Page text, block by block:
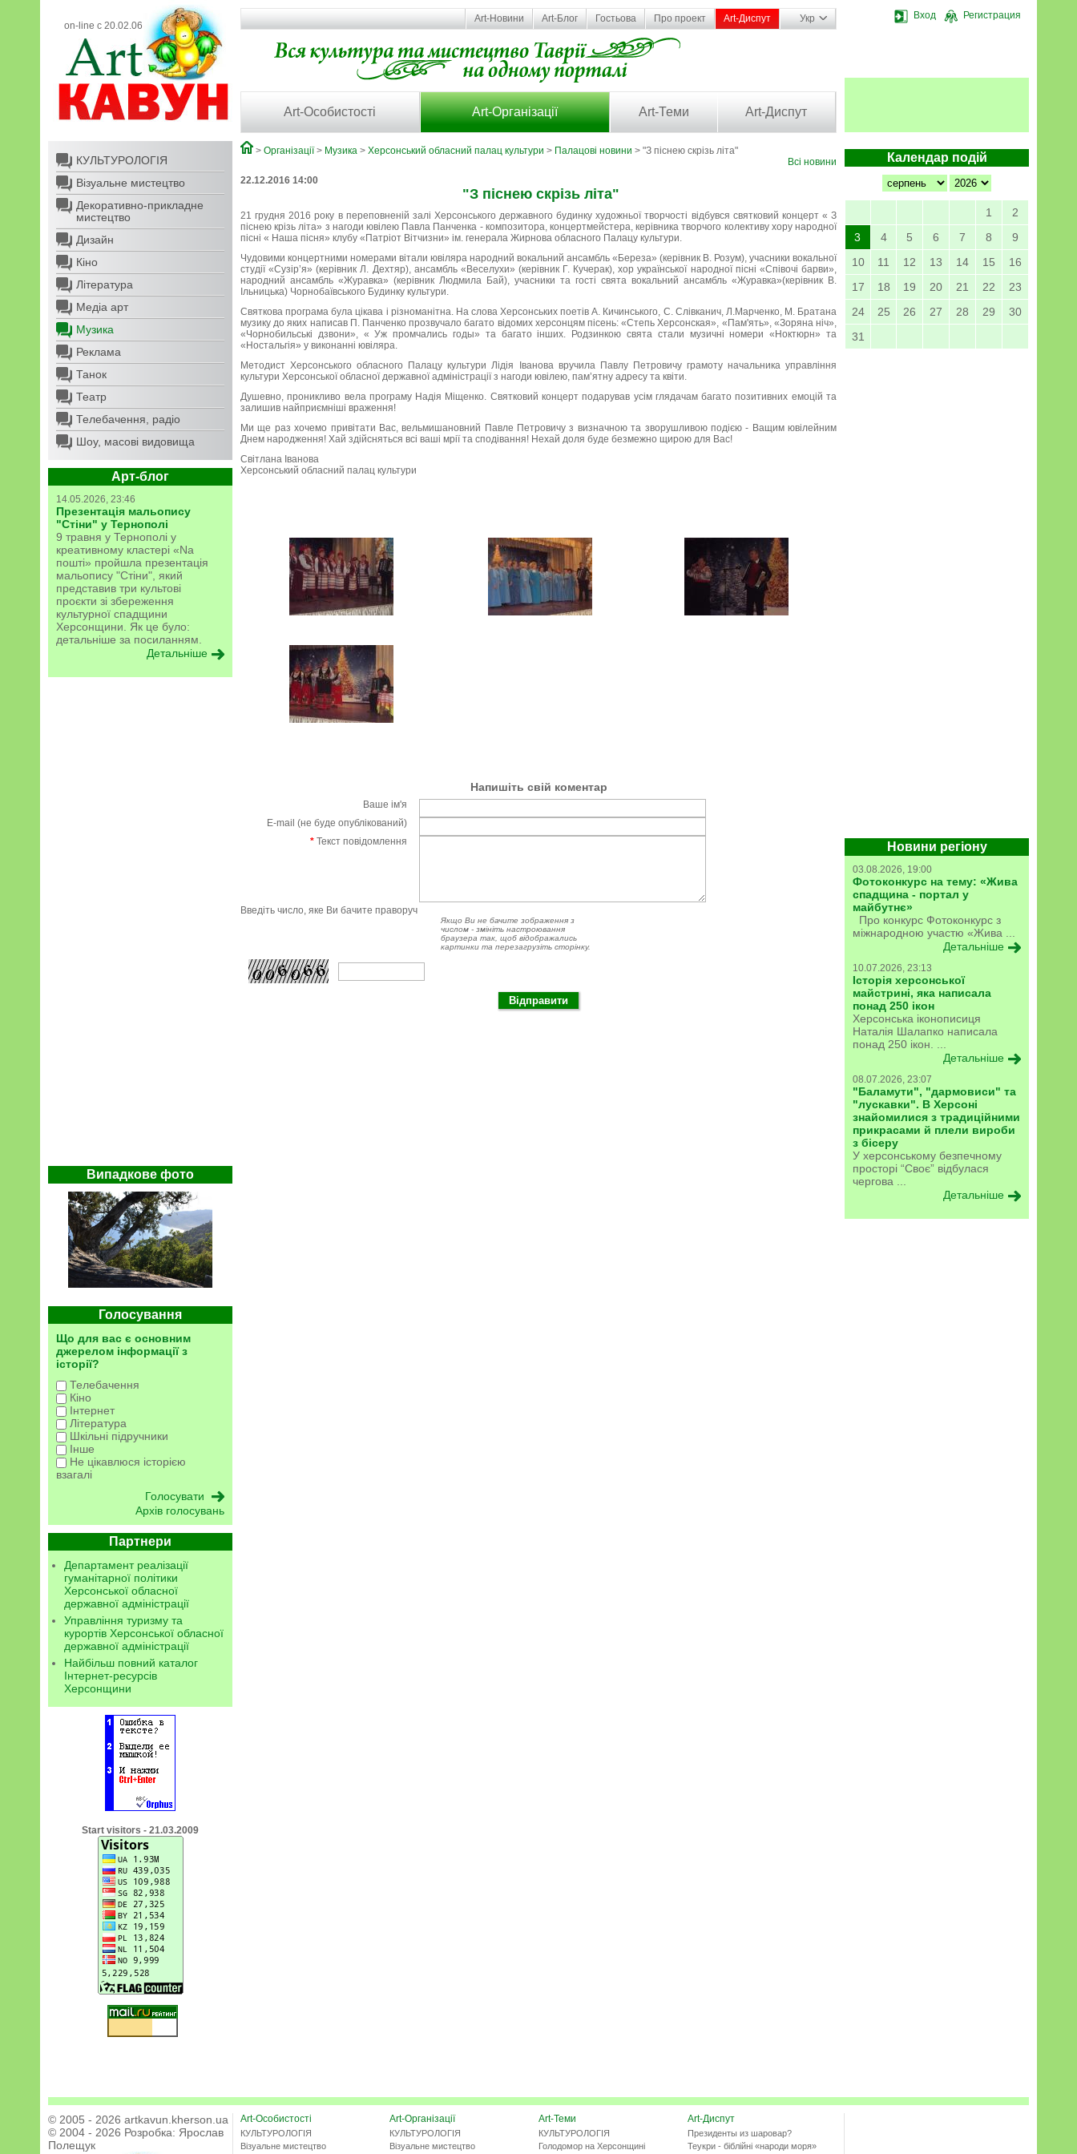
on-line с 20.02.06
Вход Регистрация
Art-Новини Art-Блог Гостьова Про проект Art-Диспут Укр
Art-Особистості Art-Організації Art-Теми Art-Диспут
КУЛЬТУРОЛОГІЯ
Візуальне мистецтво
Декоративно-прикладне
мистецтво
Дизайн
Кіно
Література
Медіа арт
Музика
Реклама
Танок
Театр
Телебачення, радіо
Шоу, масові видовища
Арт-блог
14.05.2026, 23:46
Презентація мальопису
"Стіни" у Тернополі
9 травня у Тернополі у
креативному кластері «Na
пошті» пройшла презентація
мальопису "Стіни", який
представив три культові
проєкти зі збереження
культурної спадщини
Херсонщини. Як це було:
детальніше за посиланням.
Детальніше
Випадкове фото
Голосування
Що для вас є основним
джерелом інформації з
історії?
Телебачення
Кіно
Інтернет
Література
Шкільні підручники
Інше
Не цікавлюся історією
взагалі
Архів голосувань
Партнери
Департамент реалізації
гуманітарної політики
Херсонської обласної
державної адміністрації
Управління туризму та
курортів Херсонської обласної
державної адміністрації
Найбільш повний каталог
Інтернет-ресурсів
Херсонщини
Start visitors - 21.03.2009
Календар подій
1
2
3
4 5 6 7 8
9
10
11 12 13 14 15
16
17
18 19 20 21 22
23
24
25 26 27 28 29
30
31
Новини регіону
03.08.2026, 19:00
Фотоконкурс на тему: «Жива
спадщина - портал у
майбутнє»
Про конкурс Фотоконкурс з
міжнародною участю «Жива ...
Детальніше
10.07.2026, 23:13
Історія херсонської
майстрині, яка написала
понад 250 ікон
Херсонська іконописиця
Наталія Шалапко написала
понад 250 ікон. ...
Детальніше
08.07.2026, 23:07
"Баламути", "дармовиси" та
"лускавки". В Херсоні
знайомилися з традиційними
прикрасами й плели вироби
з бісеру
У херсонському безпечному
просторі “Своє” відбулася
чергова ...
Детальніше
> Організації> Музика > Херсонський обласний палац культури > Палацові новини > "З піснею скрізь літа"
Всі новини
22.12.2016 14:00
"З піснею скрізь літа"
21 грудня 2016 року в переповненій залі Херсонського державного будинку художньої творчості відбувся святковий концерт « З
піснею крізь літа» з нагоди ювілею Павла Панченка - композитора, концертмейстера, керівника творчого колективу хору народної
пісні « Наша пісня» клубу «Патріот Вітчизни» ім. генерала Жирнова обласного Палацу культури.
Чудовими концертними номерами вітали ювіляра народний вокальний ансамбль «Береза» (керівник В. Розум), учасники вокальної
студії «Сузір’я» (керівник Л. Дехтяр), ансамбль «Веселухи» (керівник Г. Кучерак), хор української народної пісні «Співочі барви»,
народний ансамбль «Журавка» (керівник Людмила Бай), учасники та гості свята вокальний ансамбль «Журавка»(керівник В.
Ільницька) Чорнобаївського Будинку культури.
Святкова програма була цікава і різноманітна. На слова Херсонських поетів А. Кичинського, С. Слівканич, Л.Марченко, М. Братана
музику до яких написав П. Панченко прозвучало багато відомих херсонцям пісень: «Степь Херсонская», «Пам'ять», «Зоряна ніч»,
«Чорнобильські дзвони», « Уж промчались годы» та багато інших. Родзинкою свята стали музичні номери «Ноктюрн» та
«Ностальгія» у виконанні ювіляра.
Методист Херсонського обласного Палацу культури Лідія Іванова вручила Павлу Петровичу грамоту начальника управління
культури Херсонської обласної державної адміністрації з нагоди ювілею, пам’ятну адресу та квіти.
Душевно, проникливо вела програму Надія Міщенко. Святковий концерт подарував усім глядачам багато позитивних емоцій та
залишив найприємніші враження!
Ми ще раз хочемо привітати Вас, вельмишановний Павле Петровичу з визначною та зворушливою подією - Ващим ювілейним
Днем народження! Хай здійсняться всі ваші мрії та сподівання! Нехай доля буде безмежно щирою для Вас!
Світлана Іванова
Херсонський обласний палац культури
Напишіть свій коментар
Ваше ім'я
E-mail (не буде опублікований)
* Текст повідомлення
Введіть число, яке Ви бачите праворуч
Якщо Ви не бачите зображення з
числом - змініть настроювання
браузера так, щоб відображались
картинки та перезагрузіть сторінку.
© 2005 - 2026 artkavun.kherson.ua
© 2004 - 2026 Розробка: Ярослав
Полещук
Art-Особистості
КУЛЬТУРОЛОГІЯ
Візуальне мистецтво
Art-Організації
КУЛЬТУРОЛОГІЯ
Візуальне мистецтво
Art-Теми
КУЛЬТУРОЛОГІЯ
Голодомор на Херсонщині
Art-Диспут
Президенты из шаровар?
Теукри - біблійні «народи моря»